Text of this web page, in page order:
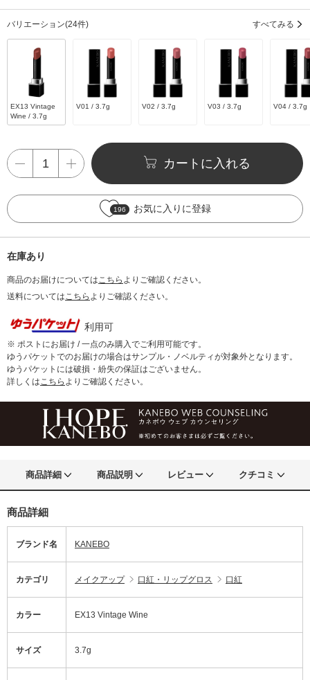
バリエーション(24件) すべてみる
EX13 Vintage
Wine / 3.7g
V01 / 3.7g V02 / 3.7g V03 / 3.7g V04 / 3.7g
カートに入れる
196 お気に入りに登録
在庫あり
商品のお届けについてはこちら よりご確認ください。
送料についてはこちら よりご確認ください。
利用可
※ ポストにお届け / 一点のみ購入でご利用可能です。
ゆうパケットでのお届けの場合はサンプル・ノベルティが対象外となります。
ゆうパケットには破損・紛失の保証はございません。
詳しくはこちら よりご確認ください。
商品詳細 商品説明 レビュー クチコミ
商品詳細
ブランド名 KANEBO
カテゴリ メイクアップ 口紅・リップグロス 口紅
カラー EX13 Vintage Wine
サイズ 3.7g